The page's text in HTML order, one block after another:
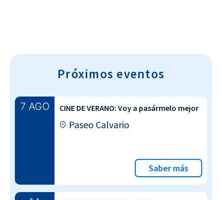
Próximos eventos
7 AGO CINE DE VERANO: Voy a pasármelo mejor
Paseo Calvario
Saber más